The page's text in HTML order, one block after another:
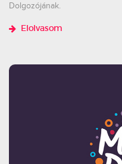
Dolgozójának.
Elolvasom